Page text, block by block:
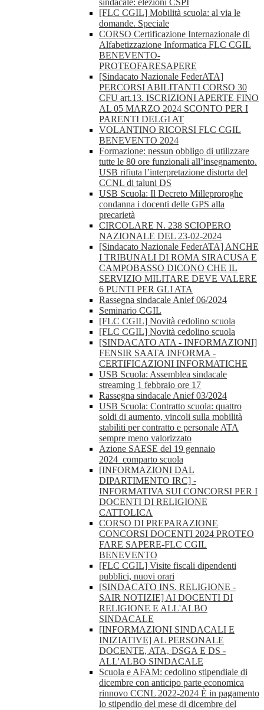
sindacale: elezioni CSPI
[FLC CGIL] Mobilità scuola: al via le
domande. Speciale
CORSO Certificazione Internazionale di
Alfabetizzazione Informatica FLC CGIL
BENEVENTO-
PROTEOFARESAPERE
[Sindacato Nazionale FederATA]
PERCORSI ABILITANTI CORSO 30
CFU art.13. ISCRIZIONI APERTE FINO
AL 05 MARZO 2024 SCONTO PER I
PARENTI DELGI AT
VOLANTINO RICORSI FLC CGIL
BENEVENTO 2024
Formazione: nessun obbligo di utilizzare
tutte le 80 ore funzionali all’insegnamento.
USB rifiuta l’interpretazione distorta del
CCNL di taluni DS
USB Scuola: Il Decreto Milleproroghe
condanna i docenti delle GPS alla
precarietà
CIRCOLARE N. 238 SCIOPERO
NAZIONALE DEL 23-02-2024
[Sindacato Nazionale FederATA] ANCHE
I TRIBUNALI DI ROMA SIRACUSA E
CAMPOBASSO DICONO CHE IL
SERVIZIO MILITARE DEVE VALERE
6 PUNTI PER GLI ATA
Rassegna sindacale Anief 06/2024
Seminario CGIL
[FLC CGIL] Novità cedolino scuola
[FLC CGIL] Novità cedolino scuola
[SINDACATO ATA - INFORMAZIONI]
FENSIR SAATA INFORMA -
CERTIFICAZIONI INFORMATICHE
USB Scuola: Assemblea sindacale
streaming 1 febbraio ore 17
Rassegna sindacale Anief 03/2024
USB Scuola: Contratto scuola: quattro
soldi di aumento, vincoli sulla mobilità
stabiliti per contratto e personale ATA
sempre meno valorizzato
Azione SAESE del 19 gennaio
2024_comparto scuola
[INFORMAZIONI DAL
DIPARTIMENTO IRC] -
INFORMATIVA SUI CONCORSI PER I
DOCENTI DI RELIGIONE
CATTOLICA
CORSO DI PREPARAZIONE
CONCORSI DOCENTI 2024 PROTEO
FARE SAPERE-FLC CGIL
BENEVENTO
[FLC CGIL] Visite fiscali dipendenti
pubblici, nuovi orari
[SINDACATO INS. RELIGIONE -
SAIR NOTIZIE] AI DOCENTI DI
RELIGIONE E ALL'ALBO
SINDACALE
[INFORMAZIONI SINDACALI E
INIZIATIVE] AL PERSONALE
DOCENTE, ATA, DSGA E DS -
ALL'ALBO SINDACALE
Scuola e AFAM: cedolino stipendiale di
dicembre con anticipo parte economica
rinnovo CCNL 2022-2024 È in pagamento
lo stipendio del mese di dicembre del